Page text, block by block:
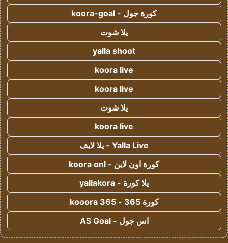
كورة جول - koora-goal
يلا شوت
yalla shoot
koora live
koora live
يلا شوت
koora live
Yalla Live - يلا لايف
كورة اون لاين - koora onl
يلا كورة - yallakora
كورة 365 - kooora 365
اس جول - AS Goal